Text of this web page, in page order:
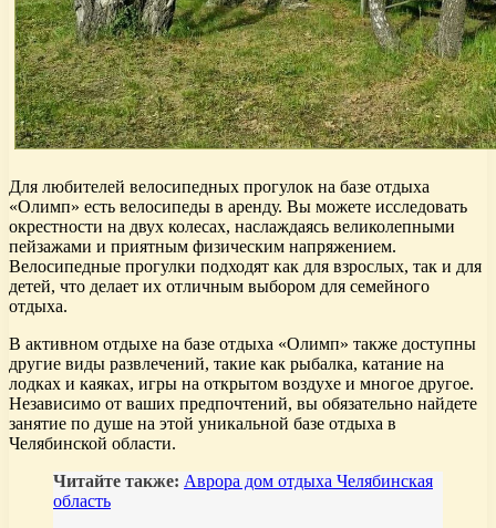
Для любителей велосипедных прогулок на базе отдыха
«Олимп» есть велосипеды в аренду. Вы можете исследовать
окрестности на двух колесах, наслаждаясь великолепными
пейзажами и приятным физическим напряжением.
Велосипедные прогулки подходят как для взрослых, так и для
детей, что делает их отличным выбором для семейного
отдыха.
В активном отдыхе на базе отдыха «Олимп» также доступны
другие виды развлечений, такие как рыбалка, катание на
лодках и каяках, игры на открытом воздухе и многое другое.
Независимо от ваших предпочтений, вы обязательно найдете
занятие по душе на этой уникальной базе отдыха в
Челябинской области.
Читайте также: Аврора дом отдыха Челябинская
область